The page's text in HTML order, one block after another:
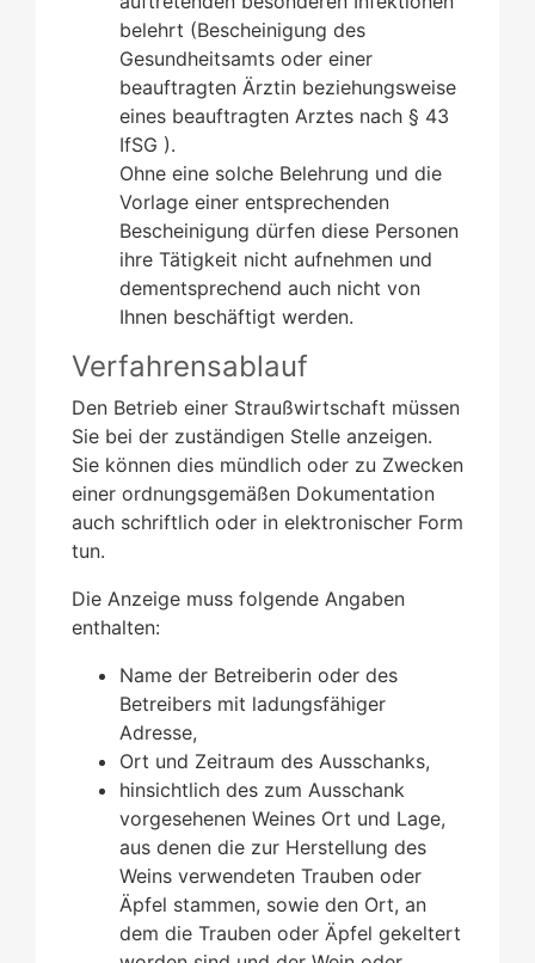
belehrt (Bescheinigung des
Gesundheitsamts oder einer
beauftragten Ärztin beziehungsweise
eines beauftragten Arztes nach § 43
IfSG ).
Ohne eine solche Belehrung und die
Vorlage einer entsprechenden
Bescheinigung dürfen diese Personen
ihre Tätigkeit nicht aufnehmen und
dementsprechend auch nicht von
Ihnen beschäftigt werden.
Verfahrensablauf
Den Betrieb einer Straußwirtschaft müssen
Sie bei der zuständigen Stelle anzeigen.
Sie können dies mündlich oder zu Zwecken
einer ordnungsgemäßen Dokumentation
auch schriftlich oder in elektronischer Form
tun.
Die Anzeige muss folgende Angaben
enthalten:
Name der Betreiberin oder des
Betreibers mit ladungsfähiger
Adresse,
Ort und Zeitraum des Ausschanks,
hinsichtlich des zum Ausschank
vorgesehenen Weines Ort und Lage,
aus denen die zur Herstellung des
Weins verwendeten Trauben oder
Äpfel stammen, sowie den Ort, an
dem die Trauben oder Äpfel gekeltert